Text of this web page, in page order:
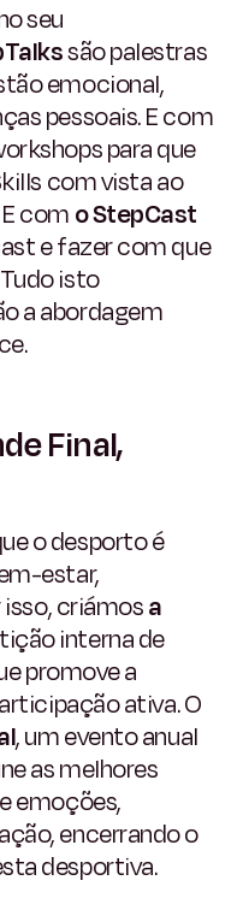
seu
são palestras
emocional,
pessoais. E com
para que
com vista ao
com o StepCast
e fazer com que
isto
a abordagem
Final,
o desporto é
estar,
criámosa
interna de
promove a
ativa. O
, um evento anual
as melhores
emoções,
encerrando o
desportiva.